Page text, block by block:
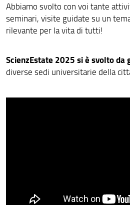
Abbiamo svolto con voi tante
seminari, visite guidate su un
rilevante per la vita di tutti!
ScienzEstate 2025 si è svoltoda
diverse sedi universitarie della